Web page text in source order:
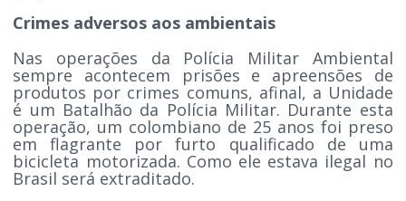
Crimes adversos aos ambientais
Nas operações da Polícia Militar Ambiental
sempre acontecem prisões e apreensões de
produtos por crimes comuns, afinal, a Unidade
é um Batalhão da Polícia Militar. Durante esta
operação, um colombiano de 25 anos foi preso
em flagrante por furto qualificado de uma
bicicleta motorizada. Como ele estava ilegal no
Brasil será extraditado.